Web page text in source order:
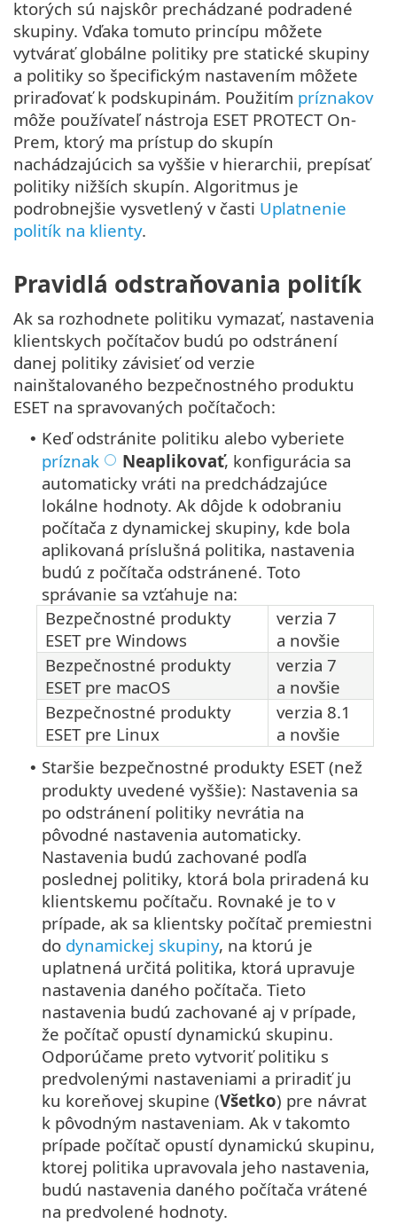
ktorých sú najskôr prechádzané podradené
skupiny. Vďaka tomuto princípu môžete
vytvárať globálne politiky pre statické skupiny
a politiky so špecifickým nastavením môžete
priraďovať k podskupinám. Použitím príznakov
môže používateľ nástroja ESET PROTECT On-
Prem, ktorý ma prístup do skupín
nachádzajúcich sa vyššie v hierarchii, prepísať
politiky nižších skupín. Algoritmus je
podrobnejšie vysvetlený v časti Uplatnenie
politík na klienty.
Pravidlá odstraňovania politík
Ak sa rozhodnete politiku vymazať, nastavenia
klientskych počítačov budú po odstránení
danej politiky závisieť od verzie
nainštalovaného bezpečnostného produktu
ESET na spravovaných počítačoch:
• Keď odstránite politiku alebo vyberiete
príznak
Neaplikovať, konfigurácia sa
automaticky vráti na predchádzajúce
lokálne hodnoty. Ak dôjde k odobraniu
počítača z dynamickej skupiny, kde bola
aplikovaná príslušná politika, nastavenia
budú z počítača odstránené. Toto
správanie sa vzťahuje na:
Bezpečnostné produkty
ESET pre Windows
verzia 7
a novšie
Bezpečnostné produkty
ESET pre macOS
verzia 7
a novšie
Bezpečnostné produkty
ESET pre Linux
verzia 8.1
a novšie
• Staršie bezpečnostné produkty ESET (než
produkty uvedené vyššie): Nastavenia sa
po odstránení politiky nevrátia na
pôvodné nastavenia automaticky.
Nastavenia budú zachované podľa
poslednej politiky, ktorá bola priradená ku
klientskemu počítaču. Rovnaké je to v
prípade, ak sa klientsky počítač premiestni
do dynamickej skupiny, na ktorú je
uplatnená určitá politika, ktorá upravuje
nastavenia daného počítača. Tieto
nastavenia budú zachované aj v prípade,
že počítač opustí dynamickú skupinu.
Odporúčame preto vytvoriť politiku s
predvolenými nastaveniami a priradiť ju
ku koreňovej skupine (Všetko) pre návrat
k pôvodným nastaveniam. Ak v takomto
prípade počítač opustí dynamickú skupinu,
ktorej politika upravovala jeho nastavenia,
budú nastavenia daného počítača vrátené
na predvolené hodnoty.